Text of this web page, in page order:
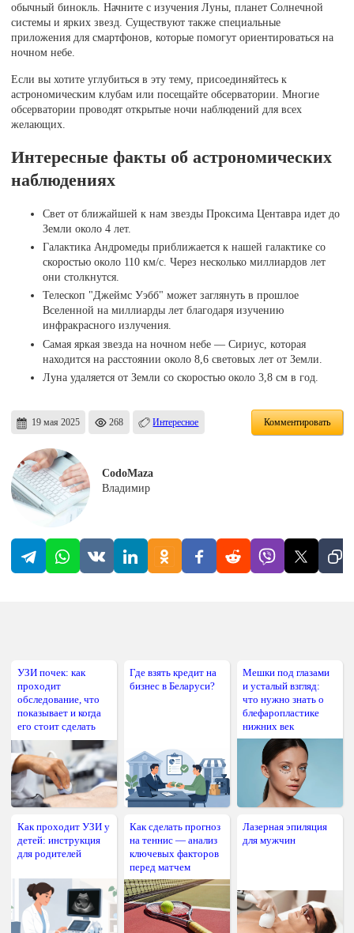
обычный бинокль. Начните с изучения Луны, планет Солнечной
системы и ярких звезд. Существуют также специальные
приложения для смартфонов, которые помогут ориентироваться на
ночном небе.
Если вы хотите углубиться в эту тему, присоединяйтесь к
астрономическим клубам или посещайте обсерватории. Многие
обсерватории проводят открытые ночи наблюдений для всех
желающих.
Интересные факты об астрономических
наблюдениях
Свет от ближайшей к нам звезды Проксима Центавра идет до
Земли около 4 лет.
Галактика Андромеды приближается к нашей галактике со
скоростью около 110 км/с. Через несколько миллиардов лет
они столкнутся.
Телескоп "Джеймс Уэбб" может заглянуть в прошлое
Вселенной на миллиарды лет благодаря изучению
инфракрасного излучения.
Самая яркая звезда на ночном небе — Сириус, которая
находится на расстоянии около 8,6 световых лет от Земли.
Луна удаляется от Земли со скоростью около 3,8 см в год.
19 мая 2025 268 Интересное Комментировать
CodoMaza
Владимир
УЗИ почек: как
проходит
обследование, что
показывает и когда
его стоит сделать
Где взять кредит на
бизнес в Беларуси?
Мешки под глазами
и усталый взгляд:
что нужно знать о
блефаропластике
нижних век
Как проходит УЗИ у
детей: инструкция
для родителей
Как сделать прогноз
на теннис — анализ
ключевых факторов
перед матчем
Лазерная эпиляция
для мужчин